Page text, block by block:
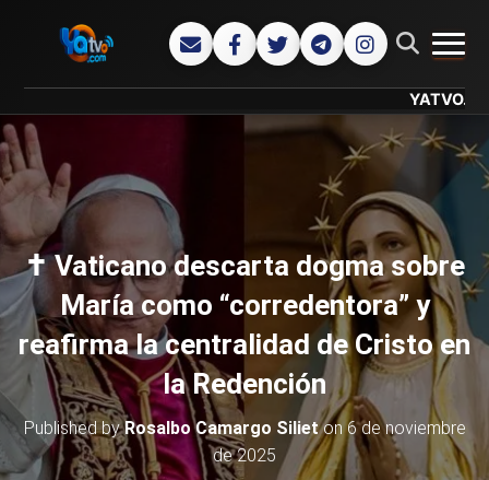
YATVO... Tu
✝️ Vaticano descarta dogma sobre
María como “corredentora” y
reafirma la centralidad de Cristo en
la Redención
Published byRosalbo Camargo Silieton6 de noviembre
de 2025